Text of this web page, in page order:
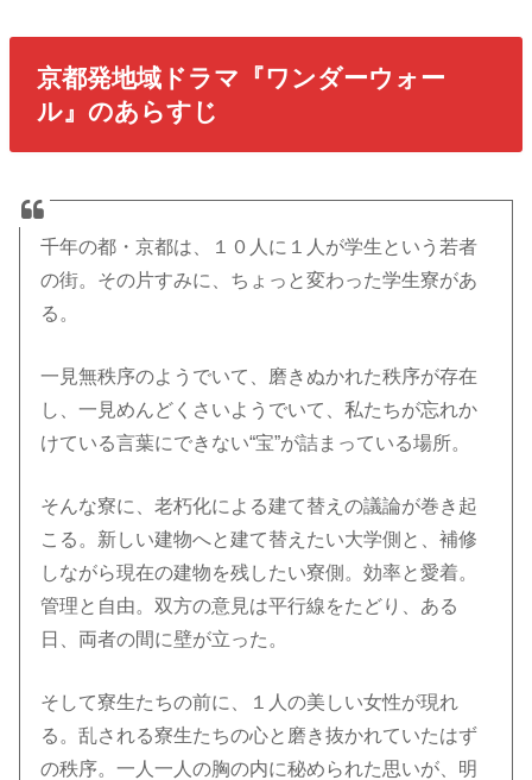
京都発地域ドラマ『ワンダーウォー
ル』のあらすじ
千年の都・京都は、１０人に１人が学生という若者
の街。その片すみに、ちょっと変わった学生寮があ
る。
一見無秩序のようでいて、磨きぬかれた秩序が存在
し、一見めんどくさいようでいて、私たちが忘れか
けている言葉にできない“宝”が詰まっている場所。
そんな寮に、老朽化による建て替えの議論が巻き起
こる。新しい建物へと建て替えたい大学側と、補修
しながら現在の建物を残したい寮側。効率と愛着。
管理と自由。双方の意見は平行線をたどり、ある
日、両者の間に壁が立った。
そして寮生たちの前に、１人の美しい女性が現れ
る。乱される寮生たちの心と磨き抜かれていたはず
の秩序。一人一人の胸の内に秘められた思いが、明